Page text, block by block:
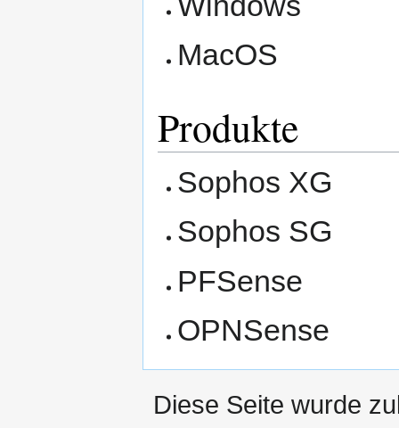
MacOS
Produkte
Sophos XG
Sophos SG
PFSense
OPNSense
Diese Seite wurde